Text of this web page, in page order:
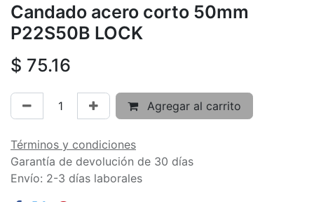
Candado acero corto 50mm
P22S50B LOCK
$ 75.16
Agregar al carrito
Términos y condiciones
Garantía de devolución de 30 días
Envío: 2-3 días laborales